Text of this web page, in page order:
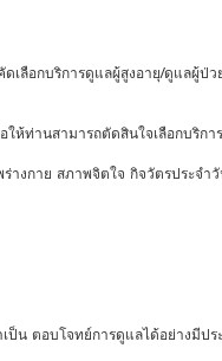
ลือกบริการดูแลผู้สูงอายุ/ดูแลผู้
ท่านสามารถตัดสินใจเลือกบริ
างกาย สภาพจิตใจ กิจวัตรประจ
ป็น ตอบโจทย์การดูแลได้อย่างมีป